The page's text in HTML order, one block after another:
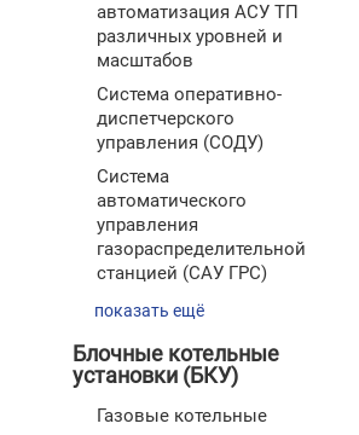
автоматизация АСУ ТП
различных уровней и
масштабов
Cистема оперативно-
диспетчерского
управления (СОДУ)
Система
автоматического
управления
газораспределительной
станцией (САУ ГРС)
показать ещё
Блочные котельные
установки (БКУ)
Газовые котельные